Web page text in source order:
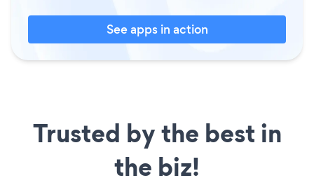
See apps in action
Trusted by the best in
the biz!